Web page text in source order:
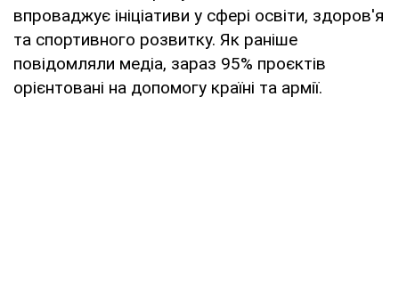
впроваджує ініціативи у сфері освіти, здоров'я
та спортивного розвитку. Як раніше
повідомляли медіа, зараз 95% проєктів
орієнтовані на допомогу країні та армії.